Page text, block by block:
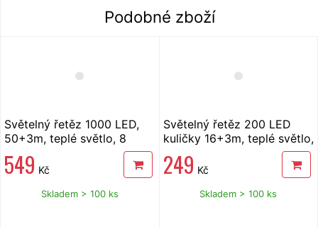
Podobné zboží
Světelný řetěz 1000 LED,
50+3m, teplé světlo, 8
549 Kč
Skladem > 100 ks
Světelný řetěz 200 LED
kuličky 16+3m, teplé světlo,
249 Kč
Skladem > 100 ks